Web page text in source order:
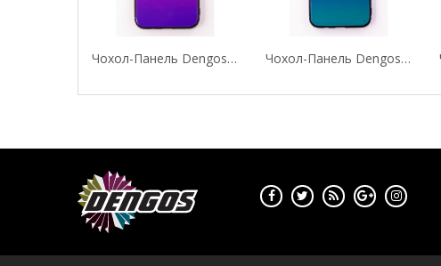
Чохол-Панель Dengos (Back Cover) "Mirror" Для... Чохол-Панель Dengos (Back Cover) "Mirror" Для...